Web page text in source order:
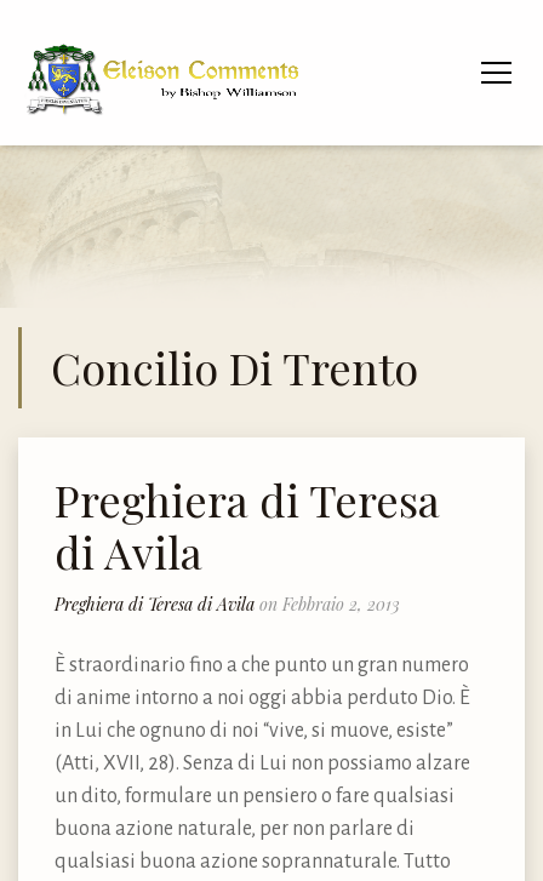
Concilio Di Trento
Preghiera di Teresa
di Avila
Preghiera di Teresa di Avila on Febbraio 2, 2013
È straordinario fino a che punto un gran numero
di anime intorno a noi oggi abbia perduto Dio. È
in Lui che ognuno di noi “vive, si muove, esiste”
(Atti, XVII, 28). Senza di Lui non possiamo alzare
un dito, formulare un pensiero o fare qualsiasi
buona azione naturale, per non parlare di
qualsiasi buona azione soprannaturale. Tutto